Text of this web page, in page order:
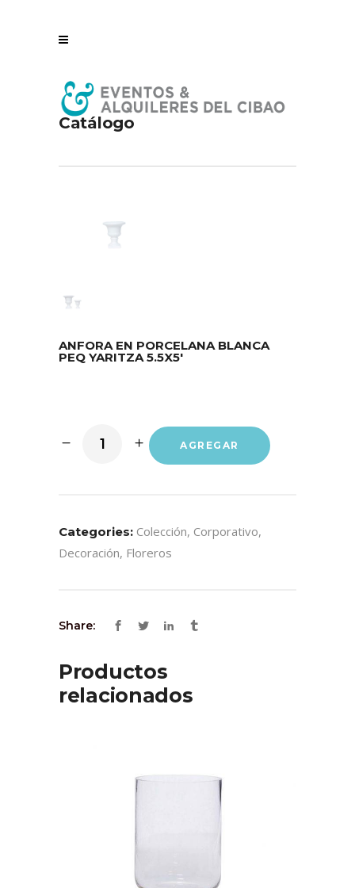
Catálogo
ANFORA EN PORCELANA BLANCA
PEQ YARITZA 5.5X5′
AGREGAR
Categories: Colección, Corporativo,
Decoración, Floreros
Share:
Productos
relacionados